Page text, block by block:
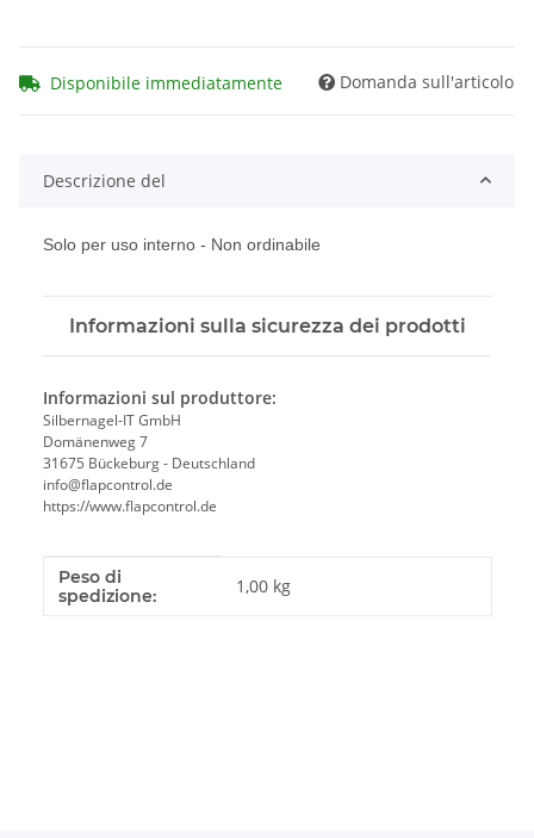
Disponibile immediatamente Domanda sull'articolo
Descrizione del
Solo per uso interno - Non ordinabile
Informazioni sulla sicurezza dei prodotti
Informazioni sul produttore:
Silbernagel-IT GmbH
Domänenweg 7
31675 Bückeburg - Deutschland
info@flapcontrol.de
https://www.flapcontrol.de
#productDetails.itemInformation#
#productDetails.itemValue#
Peso di
spedizione:
1,00 kg